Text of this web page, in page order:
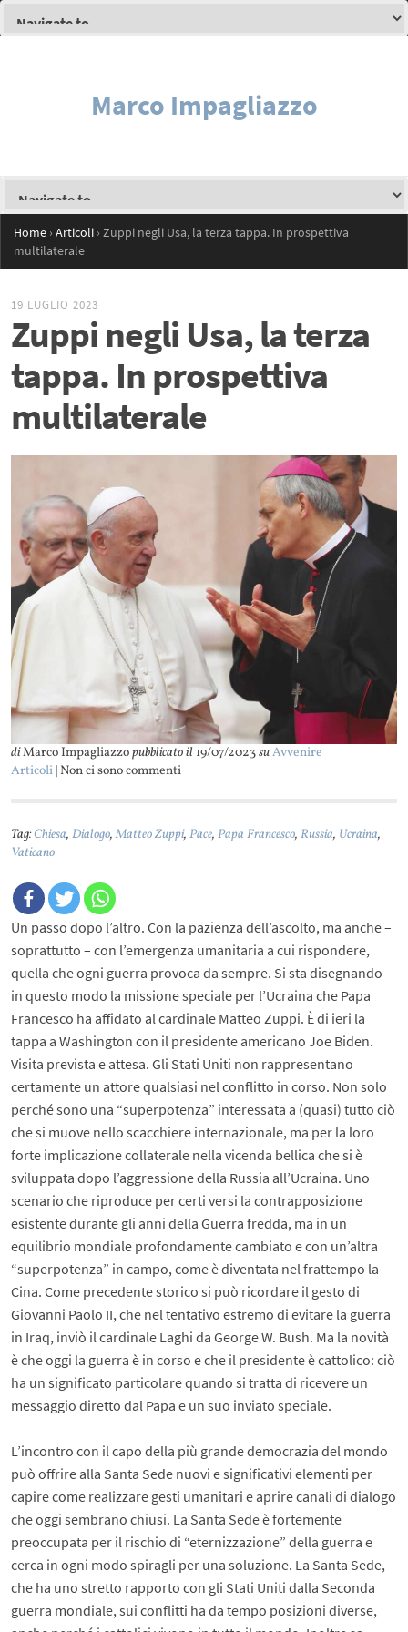
Marco Impagliazzo
Home › Articoli › Zuppi negli Usa, la terza tappa. In prospettiva
multilaterale
19 LUGLIO 2023
Zuppi negli Usa, la terza
tappa. In prospettiva
multilaterale
diMarco Impagliazzopubblicato il 19/07/2023suAvvenire
Articoli | Non ci sono commenti
Tag:Chiesa,Dialogo,Matteo Zuppi,Pace,Papa Francesco,Russia, Ucraina,
Vaticano
Un passo dopo l’altro. Con la pazienza dell’ascolto, ma anche –
soprattutto – con l’emergenza umanitaria a cui rispondere,
quella che ogni guerra provoca da sempre. Si sta disegnando
in questo modo la missione speciale per l’Ucraina che Papa
Francesco ha affidato al cardinale Matteo Zuppi. È di ieri la
tappa a Washington con il presidente americano Joe Biden.
Visita prevista e attesa. Gli Stati Uniti non rappresentano
certamente un attore qualsiasi nel conflitto in corso. Non solo
perché sono una “superpotenza” interessata a (quasi) tutto ciò
che si muove nello scacchiere internazionale, ma per la loro
forte implicazione collaterale nella vicenda bellica che si è
sviluppata dopo l’aggressione della Russia all’Ucraina. Uno
scenario che riproduce per certi versi la contrapposizione
esistente durante gli anni della Guerra fredda, ma in un
equilibrio mondiale profondamente cambiato e con un’altra
“superpotenza” in campo, come è diventata nel frattempo la
Cina. Come precedente storico si può ricordare il gesto di
Giovanni Paolo II, che nel tentativo estremo di evitare la guerra
in Iraq, inviò il cardinale Laghi da George W. Bush. Ma la novità
è che oggi la guerra è in corso e che il presidente è cattolico: ciò
ha un significato particolare quando si tratta di ricevere un
messaggio diretto dal Papa e un suo inviato speciale.
L’incontro con il capo della più grande democrazia del mondo
può offrire alla Santa Sede nuovi e significativi elementi per
capire come realizzare gesti umanitari e aprire canali di dialogo
che oggi sembrano chiusi. La Santa Sede è fortemente
preoccupata per il rischio di “eternizzazione” della guerra e
cerca in ogni modo spiragli per una soluzione. La Santa Sede,
che ha uno stretto rapporto con gli Stati Uniti dalla Seconda
guerra mondiale, sui conflitti ha da tempo posizioni diverse,